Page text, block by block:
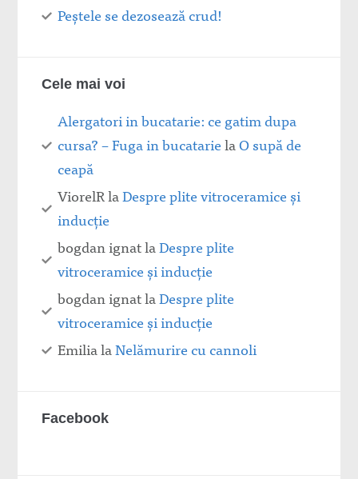
Peștele se dezosează crud!
Cele mai voi
Alergatori in bucatarie: ce gatim dupa
cursa? – Fuga in bucatarielaO supă de
ceapă
ViorelRlaDespre plite vitroceramice şi
inducţie
bogdan ignatlaDespre plite
vitroceramice şi inducţie
bogdan ignatlaDespre plite
vitroceramice şi inducţie
EmilialaNelămurire cu cannoli
Facebook